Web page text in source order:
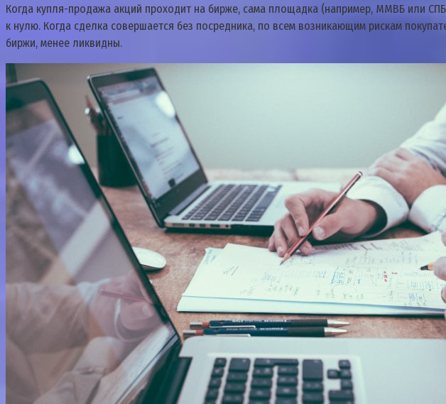
Когда купля-продажа акций проходит на бирже, сама площадка (например, ММВБ или
к нулю. Когда сделка совершается без посредника, по всем возникающим рискам
биржи, менее ликвидны.